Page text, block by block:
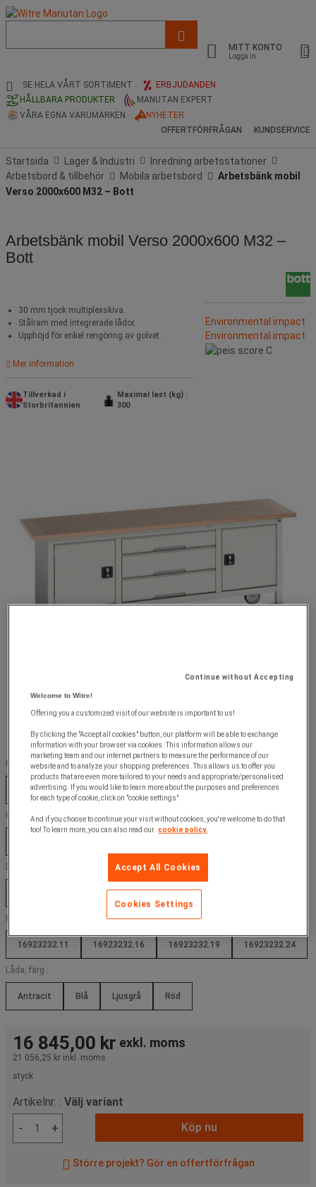
och
sökhistorik
MITT KONTO
Logga in
SE HELA VÅRT SORTIMENT
ERBJUDANDEN
HÅLLBARA PRODUKTER
MANUTAN EXPERT
VÅRA EGNA VARUMÄRKEN
NYHETER
OFFERTFÖRFRÅGAN
KUNDSERVICE
Startsida Lager & Industri
Inredning arbetsstationer
Arbetsbord & tillbehör
Mobila arbetsbord
Arbetsbänk mobil
Verso 2000x600 M32 – Bott
Arbetsbänk mobil Verso 2000x600 M32 –
Bott
30 mm tjock multiplexskiva.
Stålram med integrerade lådor.
Upphöjd för enkel rengöring av golvet.
Mer information
Tillverkad i
Storbritannien
Maximal last (kg) :
300
Environmental impact
Environmental impact
Färg :
Antracit Blå Ljusgrå Röd
RAL nummer :
Dörr, färg :
Ljusgrå Röd
Ref. tillverkare :
16923232.11 16923232.16 16923232.19 16923232.24
Låda, färg :
Antracit Blå Ljusgrå Röd
16 845,00 kr exkl. moms
21 056,25 kr inkl. moms
styck
Artikelnr: : Välj variant
-
+ Köp nu
Större projekt? Gör en offertförfrågan
Continue without Accepting
Welcome to Witre!
Offering you a customized visit of our website is important to us!
By clicking the "Accept all cookies" button, our platform will be able to exchange
information with your browser via cookies. This information allows our
marketing team and our internet partners to measure the performance of our
website and to analyze your shopping preferences. This allows us to offer you
products that are even more tailored to your needs and appropriate/personalised
advertising. If you would like to learn more about the purposes and preferences
for each type of cookie, click on "cookie settings".
And if you choose to continue your visit without cookies, you're welcome to do that
too! To learn more, you can also read our cookie policy.
Accept All Cookies
Cookies Settings